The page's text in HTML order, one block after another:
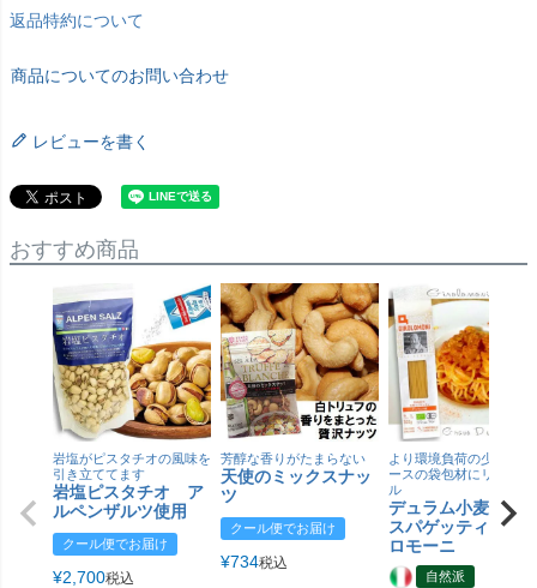
返品特約について
商品についてのお問い合わせ
レビューを書く
おすすめ商品
岩塩がピスタチオの風味を
引き立ててます
岩塩ピスタチオ ア
ルペンザルツ使用
クール便でお届け
¥2,700税込
芳醇な香りがたまらない
天使のミックスナッ
ツ
クール便でお届け
¥734税込
より環境負荷の少ない紙
ースの袋包材にリニュー
ル
デュラム小麦 有
スパゲッティ／ジ
ロモーニ
自然派